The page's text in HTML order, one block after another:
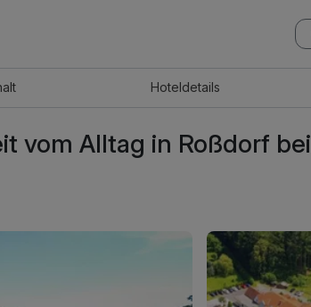
Hoteldetails
vom Alltag in Roßdorf bei